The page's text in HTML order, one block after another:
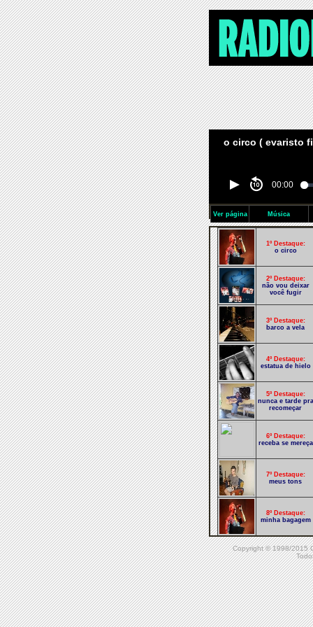
o circo ( evaristo
00:00
Ver página Música
1º Destaque:
o circo
2º Destaque:
não vou deixar
você fugir
3º Destaque:
barco a vela
4º Destaque:
estatua de hielo
5º Destaque:
nunca e tarde pra
recomeçar
6º Destaque:
receba se mereça
7º Destaque:
meus tons
8º Destaque:
minha bagagem
9º Destaque:
o que se leva
dessa vida?
10º Destaque:
pulsação
Copyright © 1998/2015